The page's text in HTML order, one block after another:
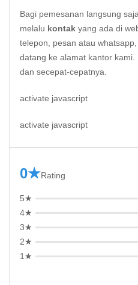
Bagi pemesanan langsung
melalu kontak yang ada di
telepon, pesan atau
datang ke alamat kantor
dan secepat-cepatnya.
activate javascript
activate javascript
0★Rating
5★
4★
3★
2★
1★